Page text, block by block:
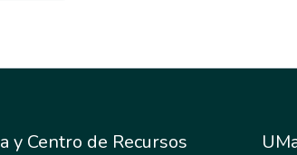
y Centro de Recursos